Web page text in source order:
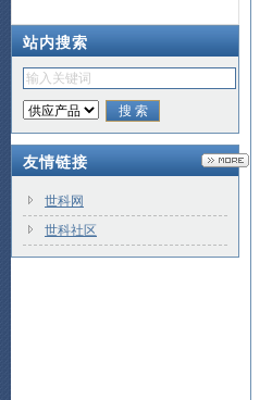
站内搜索
友情链接
世科网
世科社区